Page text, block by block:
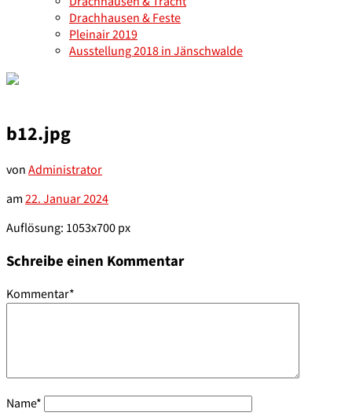
Drachhausen & Feste
Pleinair 2019
Ausstellung 2018 in Jänschwalde
b12.jpg
vonAdministrator
am22. Januar 2024
Auflösung: 1053x700 px
Schreibe einen Kommentar
Kommentar*
Name*